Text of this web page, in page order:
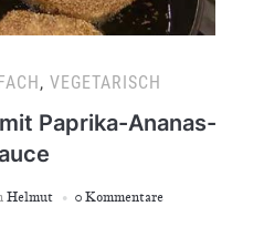
, VEGETARISCH
Paprika-Ananas-
Helmut 0 Kommentare